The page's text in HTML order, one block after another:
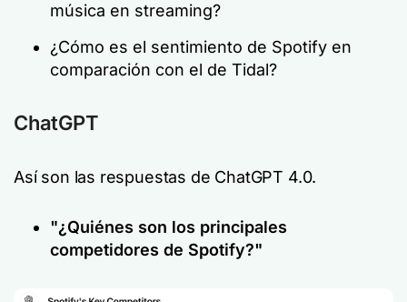
música en streaming?
¿Cómo es el sentimiento de Spotify en
comparación con el de Tidal?
ChatGPT
Así son las respuestas de ChatGPT 4.0.
"¿Quiénes son los principales
competidores de Spotify?"